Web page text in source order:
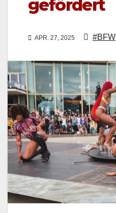
gefördert
APR. 27, 2025 #BFW